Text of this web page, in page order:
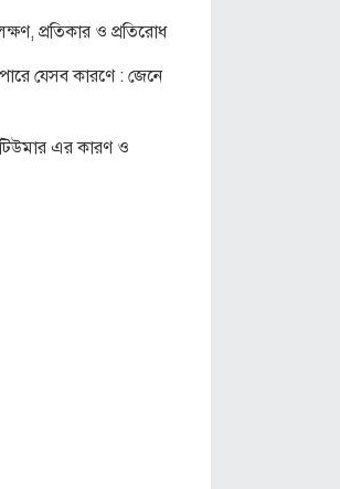
প্রতিকার ও প্রতিরোধ
যেসব কারণে : জেনে
এর কারণ ও